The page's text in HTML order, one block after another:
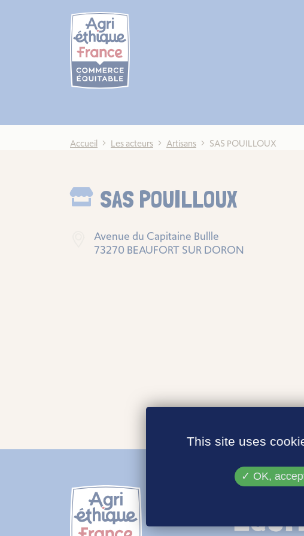
Accueil Les acteurs Artisans SAS POUILLOUX
SAS POUILLOUX
Avenue du Capitaine Bullle
73270 BEAUFORT SUR DORON
This site uses
OK,